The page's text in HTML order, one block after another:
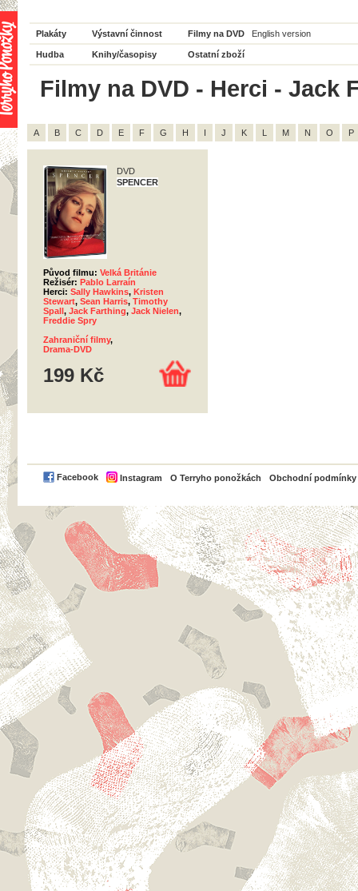
Plakáty Výstavní činnost Filmy na DVD English version
Hudba Knihy/časopisy Ostatní zboží
Filmy na DVD - Herci - Jack
A B C D E F G H I J K L M N O P
DVD
SPENCER
Původ filmu: Velká Británie
Režisér: Pablo Larraín
Herci: Sally Hawkins, Kristen
Stewart, Sean Harris, Timothy
Spall, Jack Farthing, Jack Nielen,
Freddie Spry
Zahraniční filmy,
Drama-DVD
199 Kč
Facebook Instagram O Terryho ponožkách Obchodní podmínky
PayPal